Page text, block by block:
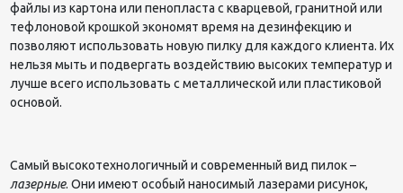
файлы из картона или пенопласта с кварцевой, гранитной или
тефлоновой крошкой экономят время на дезинфекцию и
позволяют использовать новую пилку для каждого клиента. Их
нельзя мыть и подвергать воздействию высоких температур и
лучше всего использовать с металлической или пластиковой
основой.
Самый высокотехнологичный и современный вид пилок –
лазерные. Они имеют особый наносимый лазерами рисунок,